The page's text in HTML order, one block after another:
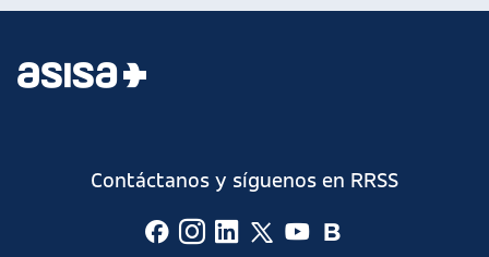
Contáctanos y síguenos en RRSS